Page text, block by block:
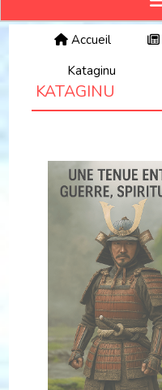
Accueil
Kataginu
KATAGINU